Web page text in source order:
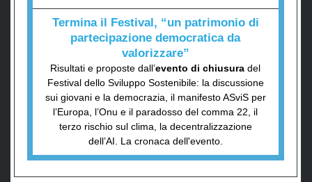
Termina il Festival, “un patrimonio di
partecipazione democratica da
valorizzare”
Risultati e proposte dall’evento di chiusura del
Festival dello Sviluppo Sostenibile: la discussione
sui giovani e la democrazia, il manifesto ASviS per
l’Europa, l’Onu e il paradosso del comma 22, il
terzo rischio sul clima, la decentralizzazione
dell’AI. La cronaca dell'evento.